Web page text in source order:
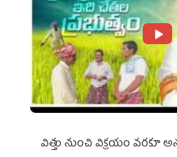
విత్తు నుంచి విక్రయం వరకూ